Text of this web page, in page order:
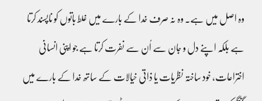
وہ اصل میں ہے۔ وہ نہ صرف خدا کے بارے میں غلط باتوں کو ناپسند کرتا
ہے بلکہ اپنے دل و جان سے اُن سے نفرت کرتا ہےجو اپنی انسانی
اختراعات، خود ساختہ نظریات یا ذاتی خیالات کے ساتھ خدا کے بارے میں